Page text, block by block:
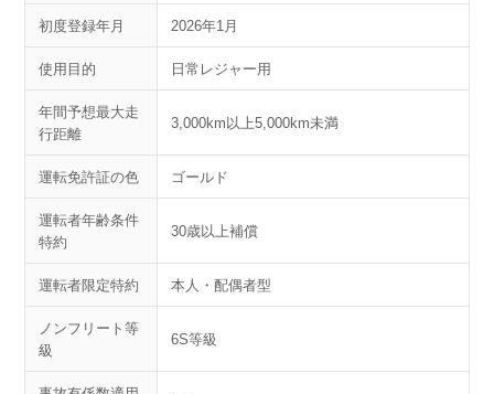
初度登録年月 2026年1月
使用目的 日常レジャー用
年間予想最大走
行距離
3,000km以上5,000km未満
運転免許証の色 ゴールド
運転者年齢条件
特約
30歳以上補償
運転者限定特約 本人・配偶者型
ノンフリート等
級
6S等級